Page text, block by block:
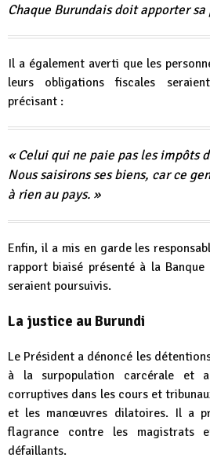
Chaque Burundais doit apporter
Il a également averti que les
leurs obligations fiscales
précisant :
« Celui qui ne paie pas les impôts
Nous saisirons ses biens, car ce
à rien au pays. »
Enfin, il a mis en garde les
rapport biaisé présenté à la
seraient poursuivis.
La justice au Burundi
Le Président a dénoncé les
à la surpopulation carcérale et
corruptives dans les cours et
et les manœuvres dilatoires. Il a
flagrance contre les magistrats
défaillants.